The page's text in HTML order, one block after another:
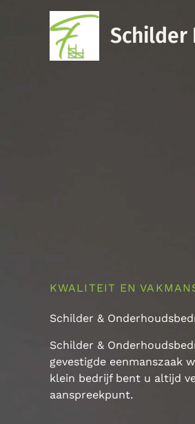
Schilder
KWALITEIT EN
Schilder &
Schilder &
gevestigde eenmanszaak
klein bedrijf bent u altijd
aanspreekpunt.